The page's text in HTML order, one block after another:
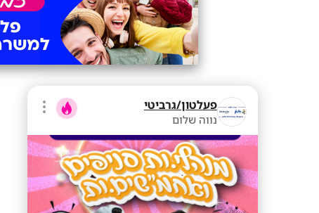
פעלטון/גרביטי
נווה שלום